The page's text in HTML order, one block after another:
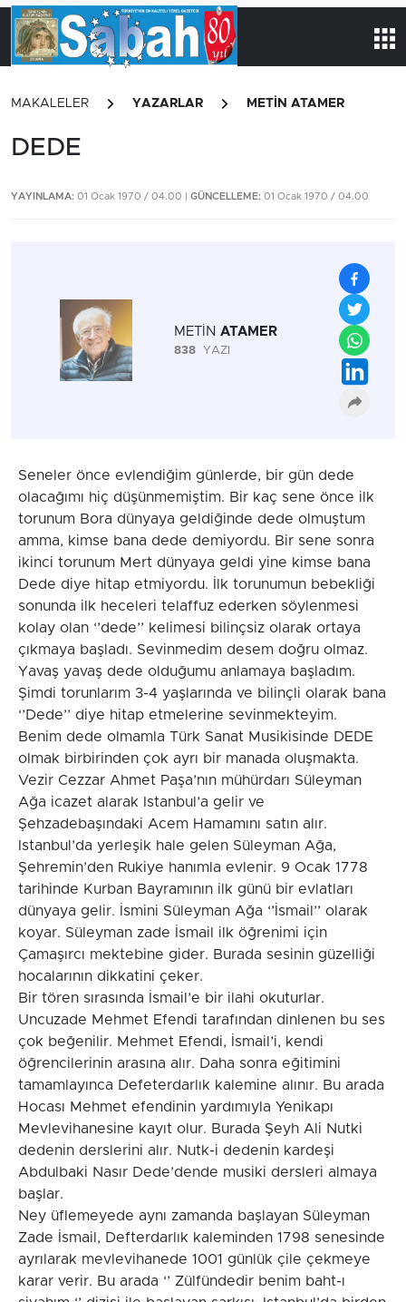
MAKALELER YAZARLAR METİN ATAMER
DEDE
YAYINLAMA: 01 Ocak 1970 / 04.00 | GÜNCELLEME: 01 Ocak 1970 / 04.00
METİN ATAMER
838 YAZI
Seneler önce evlendiğim günlerde, bir gün dede
olacağımı hiç düşünmemiştim. Bir kaç sene önce ilk
torunum Bora dünyaya geldiğinde dede olmuştum
amma, kimse bana dede demiyordu. Bir sene sonra
ikinci torunum Mert dünyaya geldi yine kimse bana
Dede diye hitap etmiyordu. İlk torunumun bebekliği
sonunda ilk heceleri telaffuz ederken söylenmesi
kolay olan ‘’dede’’ kelimesi bilinçsiz olarak ortaya
çıkmaya başladı. Sevinmedim desem doğru olmaz.
Yavaş yavaş dede olduğumu anlamaya başladım.
Şimdi torunlarım 3-4 yaşlarında ve bilinçli olarak bana
‘’Dede’’ diye hitap etmelerine sevinmekteyim.
Benim dede olmamla Türk Sanat Musikisinde DEDE
olmak birbirinden çok ayrı bir manada oluşmakta.
Vezir Cezzar Ahmet Paşa’nın mühürdarı Süleyman
Ağa icazet alarak Istanbul’a gelir ve
Şehzadebaşındaki Acem Hamamını satın alır.
Istanbul’da yerleşik hale gelen Süleyman Ağa,
Şehremin’den Rukiye hanımla evlenir. 9 Ocak 1778
tarihinde Kurban Bayramının ilk günü bir evlatları
dünyaya gelir. İsmini Süleyman Ağa ‘’İsmail’’ olarak
koyar. Süleyman zade İsmail ilk öğrenimi için
Çamaşırcı mektebine gider. Burada sesinin güzelliği
hocalarının dikkatini çeker.
Bir tören sırasında İsmail’e bir ilahi okuturlar.
Uncuzade Mehmet Efendi tarafından dinlenen bu ses
çok beğenilir. Mehmet Efendi, İsmail’i, kendi
öğrencilerinin arasına alır. Daha sonra eğitimini
tamamlayınca Defeterdarlık kalemine alınır. Bu arada
Hocası Mehmet efendinin yardımıyla Yenikapı
Mevlevihanesine kayıt olur. Burada Şeyh Ali Nutki
dedenin derslerini alır. Nutk-i dedenin kardeşi
Abdulbaki Nasır Dede’dende musiki dersleri almaya
başlar.
Ney üflemeyede aynı zamanda başlayan Süleyman
Zade İsmail, Defterdarlık kaleminden 1798 senesinde
ayrılarak mevlevihanede 1001 günlük çile çekmeye
karar verir. Bu arada ‘’ Zülfündedir benim baht-ı